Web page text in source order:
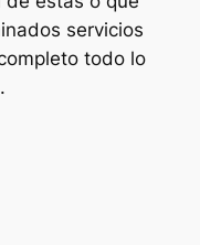
servicios
todo lo